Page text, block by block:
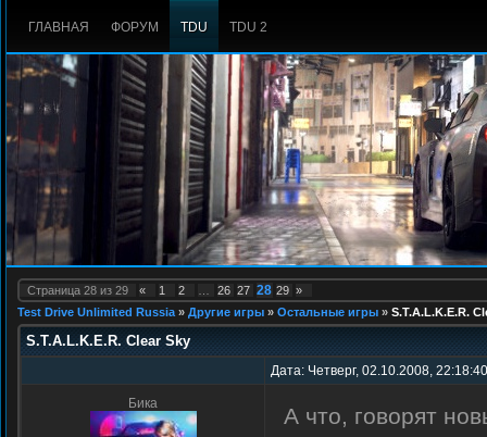
ГЛАВНАЯ ФОРУМ TDU TDU 2
Страница 28 из 29 « 1 2 26 27 28 29 »
Test Drive Unlimited Russia » Другие игры » Остальные игры » S.T.A.L.K.E.R.
S.T.A.L.K.E.R. Clear Sky
Дата: Четверг, 02.10.2008,
Бика А что, говорят